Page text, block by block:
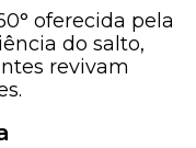
oferecida pela
do salto,
revivam